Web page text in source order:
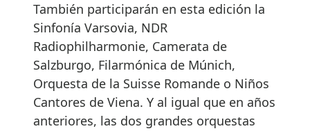
También participarán en esta edición la
Sinfonía Varsovia, NDR
Radiophilharmonie, Camerata de
Salzburgo, Filarmónica de Múnich,
Orquesta de la Suisse Romande o Niños
Cantores de Viena. Y al igual que en años
anteriores, las dos grandes orquestas